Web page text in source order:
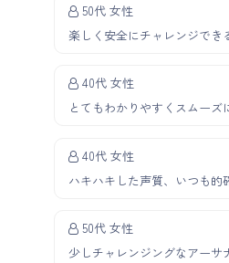
50代 女性
楽しく安全にチャレンジでき
40代 女性
とてもわかりやすくスムーズ
40代 女性
ハキハキした声質、いつも的
50代 女性
少しチャレンジングなアーサ